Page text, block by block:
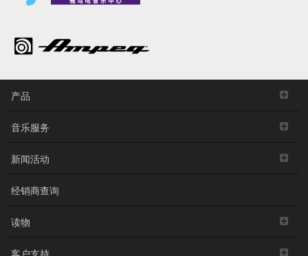
产品
音乐服务
新闻活动
经销商查询
读物
客户支持